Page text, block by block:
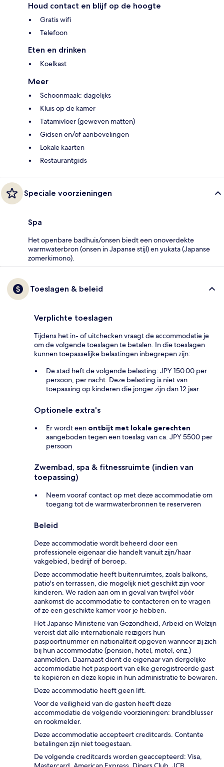
Houd contact en blijf op de hoogte
Gratis wifi
Telefoon
Eten en drinken
Koelkast
Meer
Schoonmaak: dagelijks
Kluis op de kamer
Tatamivloer (geweven matten)
Gidsen en/of aanbevelingen
Lokale kaarten
Restaurantgids
Speciale voorzieningen
Spa
Het openbare badhuis/onsen biedt een onoverdekte
warmwaterbron (onsen in Japanse stijl) en yukata (Japanse
zomerkimono).
Toeslagen & beleid
Verplichte toeslagen
Tijdens het in- of uitchecken vraagt de accommodatie je
om de volgende toeslagen te betalen. In die toeslagen
kunnen toepasselijke belastingen inbegrepen zijn:
De stad heft de volgende belasting: JPY 150.00 per
persoon, per nacht. Deze belasting is niet van
toepassing op kinderen die jonger zijn dan 12 jaar.
Optionele extra's
Er wordt een ontbijt met lokale gerechten
aangeboden tegen een toeslag van ca. JPY 5500 per
persoon
Zwembad, spa & fitnessruimte (indien van
toepassing)
Neem vooraf contact op met deze accommodatie om
toegang tot de warmwaterbronnen te reserveren
Beleid
Deze accommodatie wordt beheerd door een
professionele eigenaar die handelt vanuit zijn/haar
vakgebied, bedrijf of beroep.
Deze accommodatie heeft buitenruimtes, zoals balkons,
patio's en terrassen, die mogelijk niet geschikt zijn voor
kinderen. We raden aan om in geval van twijfel vóór
aankomst de accommodatie te contacteren en te vragen
of ze een geschikte kamer voor je hebben.
Het Japanse Ministerie van Gezondheid, Arbeid en Welzijn
vereist dat alle internationale reizigers hun
paspoortnummer en nationaliteit opgeven wanneer zij zich
bij hun accommodatie (pension, hotel, motel, enz.)
aanmelden. Daarnaast dient de eigenaar van dergelijke
accommodatie het paspoort van elke geregistreerde gast
te kopiëren en deze kopie in hun administratie te bewaren.
Deze accommodatie heeft geen lift.
Voor de veiligheid van de gasten heeft deze
accommodatie de volgende voorzieningen: brandblusser
en rookmelder.
Deze accommodatie accepteert creditcards. Contante
betalingen zijn niet toegestaan.
De volgende creditcards worden geaccepteerd: Visa,